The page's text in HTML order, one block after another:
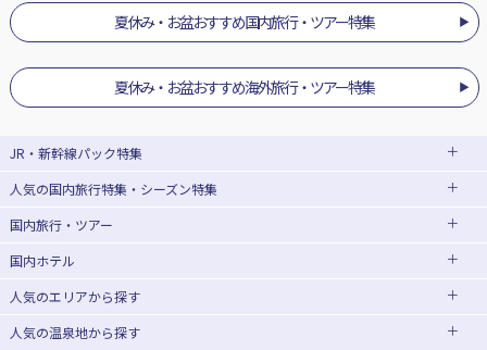
夏休み・お盆おすすめ国内旅行・ツアー特集
夏休み・お盆おすすめ海外旅行・ツアー特集
JR・新幹線パック特集
JR・新幹線＋ホテルパック
出張パック
人気の国内旅行特集・シーズン特集
東京ディズニーリゾート®への旅
ユニバーサル・スタジオ・ジャパン(USJ)
国内旅行・ツアー
北海道旅行・ツアー
東北旅行・ツアー
青森旅行・ツアー
国内ホテル
北海道ホテル・旅館
人気のエリアから探す
人気の温泉地から探す